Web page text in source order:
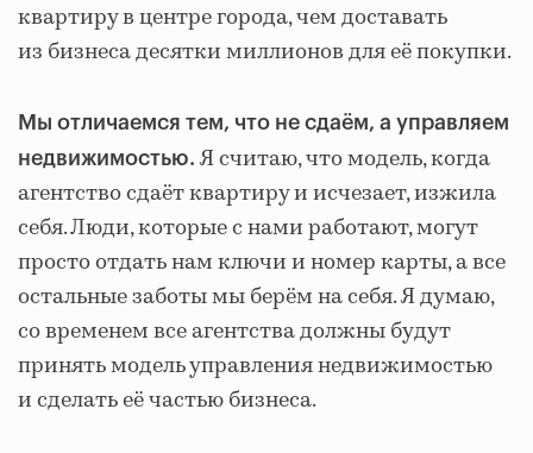
квартиру в центре города, чем доставать
из бизнеса десятки миллионов для её покупки.
Мы отличаемся тем, что не сдаём, а управляем
недвижимостью. Я считаю, что модель, когда
агентство сдаёт квартиру и исчезает, изжила
себя. Люди, которые с нами работают, могут
просто отдать нам ключи и номер карты, а все
остальные заботы мы берём на себя. Я думаю,
со временем все агентства должны будут
принять модель управления недвижимостью
и сделать её частью бизнеса.